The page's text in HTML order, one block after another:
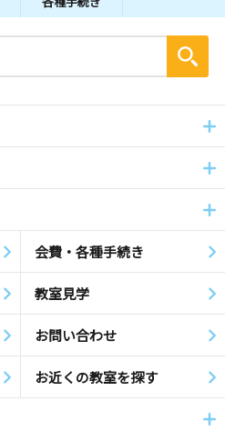
会費・各種手続き
教室見学
お問い合わせ
お近くの教室を探す